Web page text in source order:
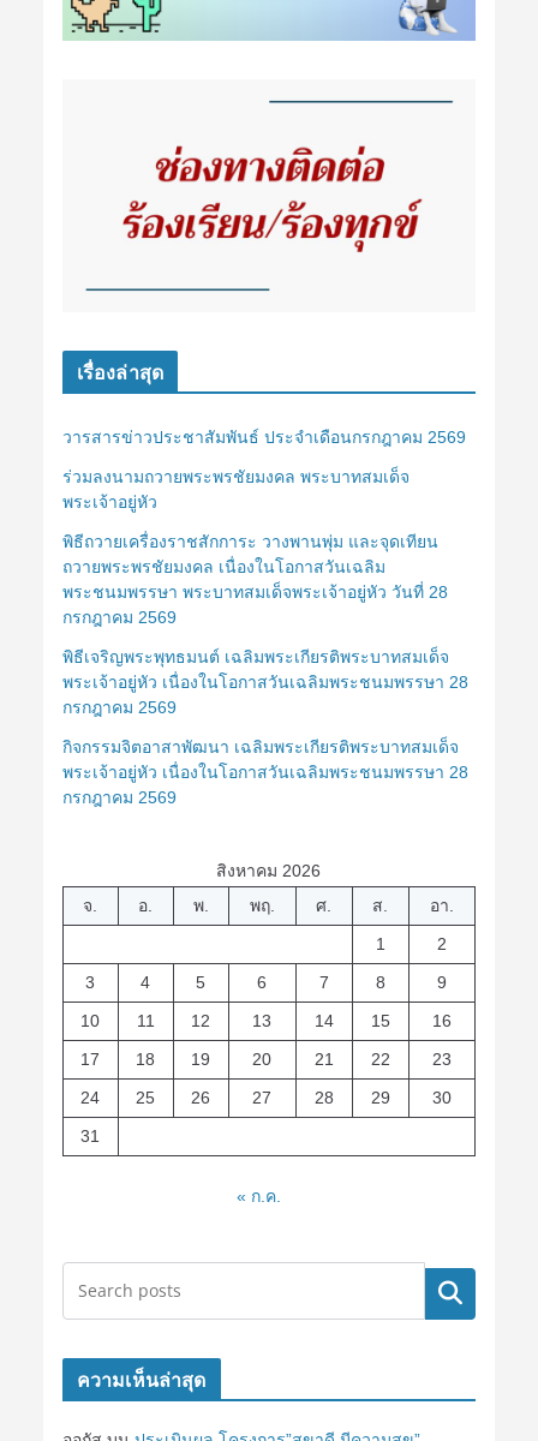
เรื่องล่าสุด
วารสารข่าวประชาสัมพันธ์ ประจำเดือนกรกฎาคม 2569
ร่วมลงนามถวายพระพรชัยมงคล พระบาทสมเด็จ
พระเจ้าอยู่หัว
พิธีถวายเครื่องราชสักการะ วางพานพุ่ม และจุดเทียน
ถวายพระพรชัยมงคล เนื่องในโอกาสวันเฉลิม
พระชนมพรรษา พระบาทสมเด็จพระเจ้าอยู่หัว วันที่ 28
กรกฎาคม 2569
พิธีเจริญพระพุทธมนต์ เฉลิมพระเกียรติพระบาทสมเด็จ
พระเจ้าอยู่หัว เนื่องในโอกาสวันเฉลิมพระชนมพรรษา 28
กรกฎาคม 2569
กิจกรรมจิตอาสาพัฒนา เฉลิมพระเกียรติพระบาทสมเด็จ
พระเจ้าอยู่หัว เนื่องในโอกาสวันเฉลิมพระชนมพรรษา 28
กรกฎาคม 2569
สิงหาคม 2026
จ.
อ. พ. พฤ. ศ. ส.
อา.
1
2
3
4 5 6 7 8
9
10
11 12 13 14 15
16
17
18 19 20 21 22
23
24
25 26 27 28 29
30
31
« ก.ค.
ค้นหา
ความเห็นล่าสุด